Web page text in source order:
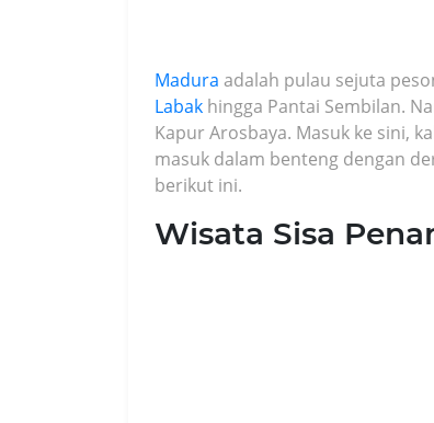
Madura adalah pulau sejuta
Labak hingga Pantai Sembilan.
Kapur Arosbaya. Masuk ke sini,
masuk dalam benteng dengan
berikut ini.
Wisata Sisa